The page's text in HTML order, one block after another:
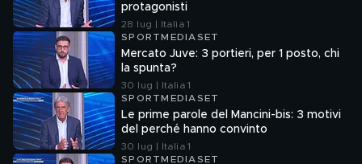
protagonisti
28 lug | Italia 1
SPORTMEDIASET
Mercato Juve: 3 portieri, per 1 posto, chi
la spunta?
30 lug | Italia 1
SPORTMEDIASET
Le prime parole del Mancini-bis: 3 motivi
del perché hanno convinto
30 lug | Italia 1
SPORTMEDIASET